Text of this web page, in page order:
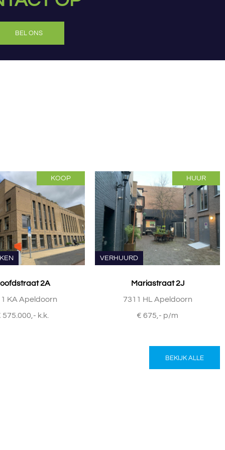
BEL ONS
KOOP
2A
KA Apeldoorn
575.000,- k.k.
VERHUURD
HUUR
Mariastraat 2J
7311 HL Apeldoorn
€ 675,- p/m
BEKIJK ALLE